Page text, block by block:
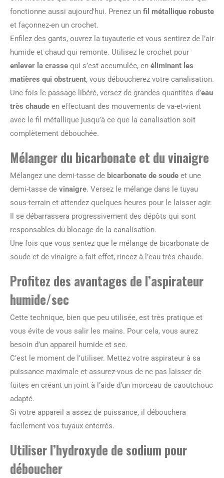
fonctionne aussi aujourd’hui. Prenez un fil métallique robuste
et façonnez-en un crochet.
Enfilez des gants, ouvrez la tuyauterie et vous sentirez de l’air
humide et chaud qui remonte. Utilisez le crochet pour
enlever la crasse qui s’est accumulée, en éliminant les
matières qui obstruent, vous déboucherez votre canalisation.
Une fois le passage libéré, versez de grandes quantités d’eau
très chaude en effectuant des mouvements de va-et-vient
avec le fil métallique jusqu’à ce que la canalisation soit
complètement débouchée.
Mélanger du bicarbonate et du vinaigre
Mélangez une demi-tasse de bicarbonate de soude et une
demi-tasse de vinaigre. Versez le mélange dans le tuyau
sous-terrain et attendez quelques heures pour le laisser agir.
Il se débarrassera progressivement des dépôts qui sont
responsables du blocage de la canalisation.
Une fois que vous sentez que le mélange de bicarbonate de
soude et de vinaigre a fait effet, rincez à l’eau très chaude.
Profitez des avantages de l’aspirateur
humide/sec
Cette technique, bien que peu utilisée, est très pratique et
vous évite de vous salir les mains. Pour cela, vous aurez
besoin d’un appareil humide et sec.
C’est le moment de l’utiliser. Mettez votre aspirateur à sa
puissance maximale et assurez-vous de ne pas laisser de
fuites en créant un joint à l’aide d’un morceau de caoutchouc
adapté.
Si votre appareil a assez de puissance, il débouchera
facilement vos tuyaux enterrés.
Utiliser l’hydroxyde de sodium pour
déboucher